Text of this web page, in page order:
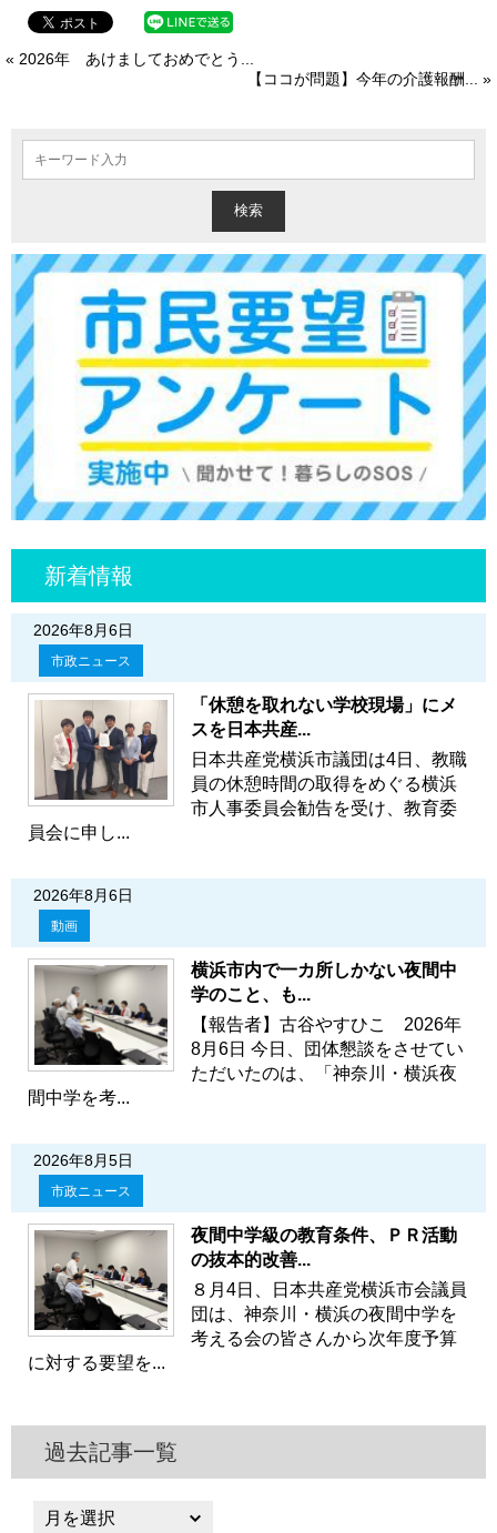
« 2026年 あけましておめでとう...
【ココが問題】今年の介護報酬... »
新着情報
2026年8月6日
市政ニュース
「休憩を取れない学校現場」にメ
スを日本共産...
日本共産党横浜市議団は4日、教職
員の休憩時間の取得をめぐる横浜
市人事委員会勧告を受け、教育委
員会に申し...
2026年8月6日
動画
横浜市内で一カ所しかない夜間中
学のこと、も...
【報告者】古谷やすひこ 2026年
8月6日 今日、団体懇談をさせてい
ただいたのは、「神奈川・横浜夜
間中学を考...
2026年8月5日
市政ニュース
夜間中学級の教育条件、ＰＲ活動
の抜本的改善...
８月4日、日本共産党横浜市会議員
団は、神奈川・横浜の夜間中学を
考える会の皆さんから次年度予算
に対する要望を...
過去記事一覧